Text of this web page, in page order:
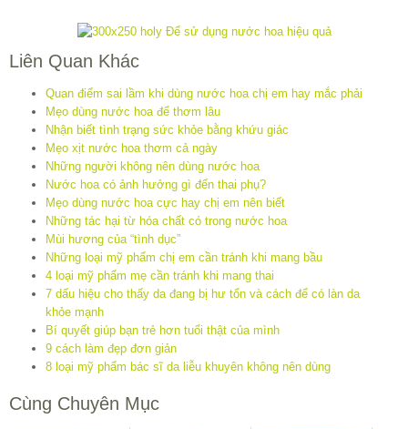
Liên Quan Khác
Quan điểm sai lầm khi dùng nước hoa chị em hay mắc phải
Mẹo dùng nước hoa để thơm lâu
Nhận biết tình trạng sức khỏe bằng khứu giác
Mẹo xịt nước hoa thơm cả ngày
Những người không nên dùng nước hoa
Nước hoa có ảnh hưởng gì đến thai phụ?
Mẹo dùng nước hoa cực hay chị em nên biết
Những tác hại từ hóa chất có trong nước hoa
Mùi hương của “tình dục”
Những loại mỹ phẩm chị em cần tránh khi mang bầu
4 loại mỹ phẩm mẹ cần tránh khi mang thai
7 dấu hiệu cho thấy da đang bị hư tổn và cách để có làn da
khỏe mạnh
Bí quyết giúp bạn trẻ hơn tuổi thật của mình
9 cách làm đẹp đơn giản
8 loại mỹ phẩm bác sĩ da liễu khuyên không nên dùng
Cùng Chuyên Mục